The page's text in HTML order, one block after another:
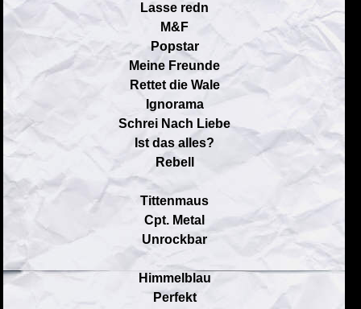
Lasse redn
M&F
Popstar
Meine Freunde
Rettet die Wale
Ignorama
Schrei Nach Liebe
Ist das alles?
Rebell
Tittenmaus
Cpt. Metal
Unrockbar
Himmelblau
Perfekt